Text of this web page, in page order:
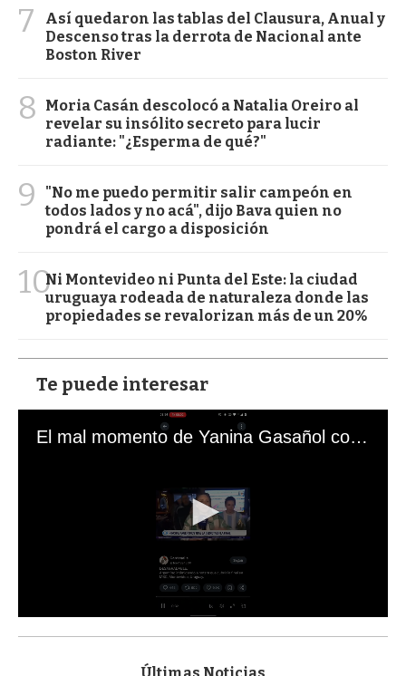
7
Así quedaron las tablas del Clausura, Anual y
Descenso tras la derrota de Nacional ante
Boston River
8
Moria Casán descolocó a Natalia Oreiro al
revelar su insólito secreto para lucir
radiante: "¿Esperma de qué?"
9
"No me puedo permitir salir campeón en
todos lados y no acá", dijo Bava quien no
pondrá el cargo a disposición
10Ni Montevideo ni Punta del Este: la ciudad
uruguaya rodeada de naturaleza donde las
propiedades se revalorizan más de un 20%
Te puede interesar
El mal momento de Yanina Gasañol con un hincha argentino en "Subrayado"
s